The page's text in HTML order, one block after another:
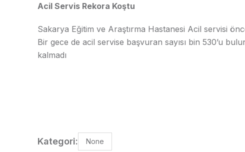
Acil Servis Rekora Koştu
Sakarya Eğitim ve Araştırma Hastanesi Acil servisi
Bir gece de acil servise başvuran sayısı bin 530’u
kalmadı
Kategori: None